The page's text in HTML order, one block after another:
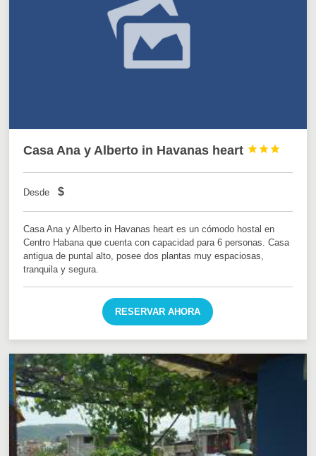
Casa Ana y Alberto in Havanas heart 


Desde $
Casa Ana y Alberto in Havanas heart es un cómodo hostal en
Centro Habana que cuenta con capacidad para 6 personas. Casa
antigua de puntal alto, posee dos plantas muy espaciosas,
tranquila y segura.
RESERVAR AHORA